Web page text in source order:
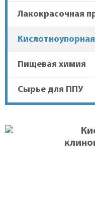
Лакокрасочная
Пищевая химия
Сырье для ППУ